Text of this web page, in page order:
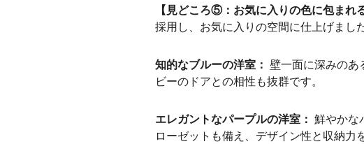
【見どころ⑤：お気に入りの色に包まれ
採用し、お気に入りの空間に仕上げました
知的なブルーの洋室： 壁一面に深みのあ
ビーのドアとの相性も抜群です。
エレガントなパープルの洋室： 鮮やかな
ローゼットも備え、デザイン性と収納力